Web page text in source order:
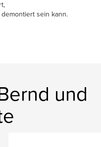
sein kann.
und